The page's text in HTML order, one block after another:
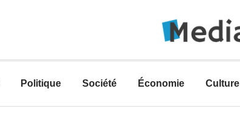
Politique Société Économie Culture